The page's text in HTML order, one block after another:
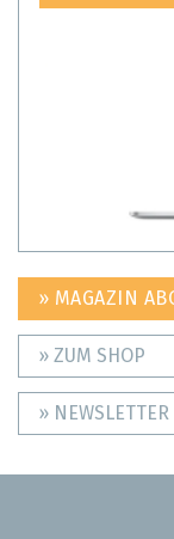
» MAGAZIN
» ZUM SHOP
» NEWSLETTER